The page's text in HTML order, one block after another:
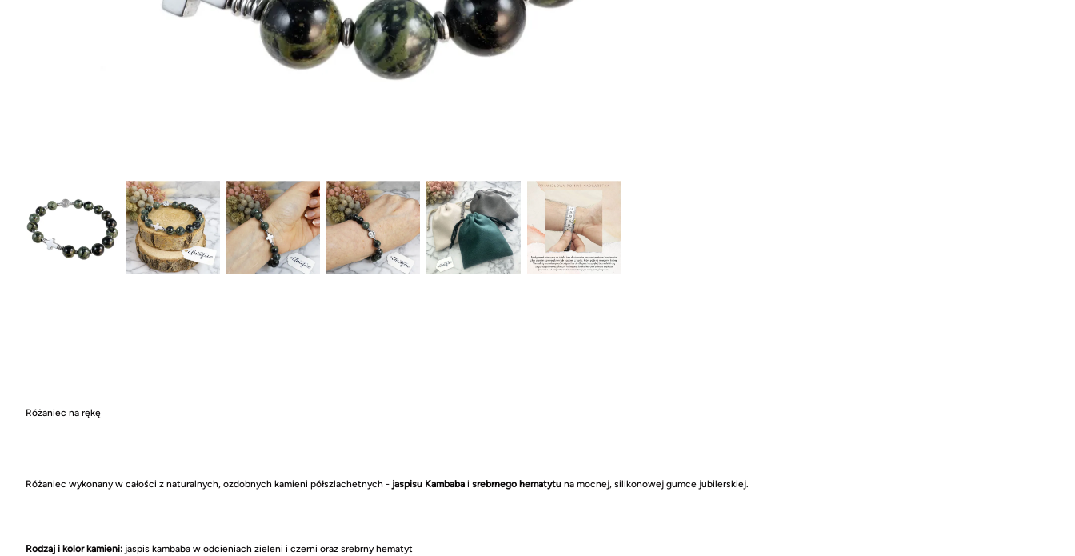
Różaniec na rękę
Różaniec wykonany w całości z naturalnych, ozdobnych kamieni półszlachetnych - jaspisu Kambaba i srebrnego hematytu na mocnej, silikonowej gumce jubilerskiej.
Rodzaj i kolor kamieni: jaspis kambaba w odcieniach zieleni i czerni oraz srebrny hematyt